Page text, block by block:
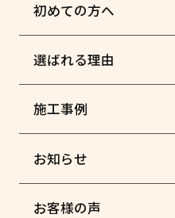
初めての方へ
選ばれる理由
施工事例
お知らせ
お客様の声